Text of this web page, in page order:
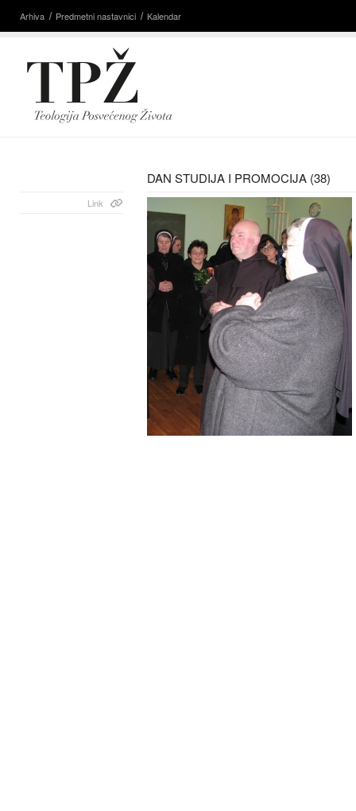
Arhiva Predmetni nastavnici Kalendar
DAN STUDIJA I PROMOCIJA (38)
Link